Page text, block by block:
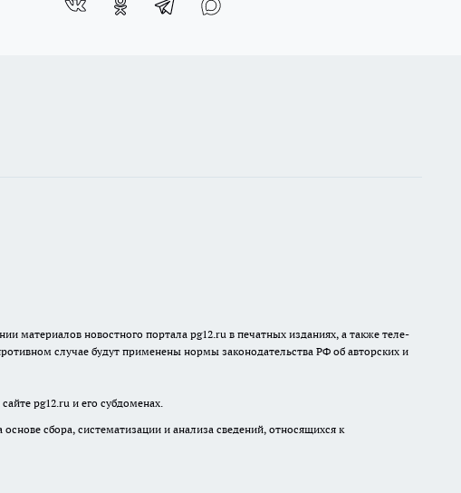
новостного портала pg12.ru в печатных изданиях, а также теле-
случае будут применены нормы законодательства РФ об авторских и
pg12.ru и его субдоменах.
сбора, систематизации и анализа сведений, относящихся к